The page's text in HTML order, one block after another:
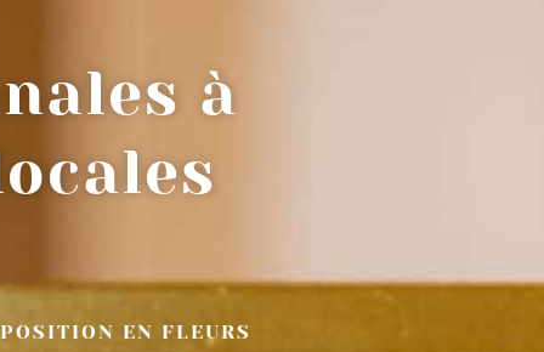
à
EN FLEURS